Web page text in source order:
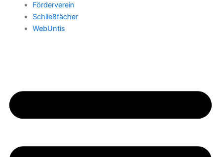
Förderverein
Schließfächer
WebUntis